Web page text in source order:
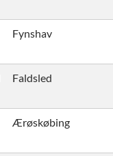
Fynshav
Faldsled
Ærøskøbing